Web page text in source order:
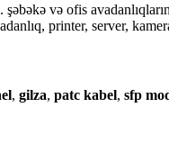
və ofis
printer, server,
, gilza, patc kabel, sfp